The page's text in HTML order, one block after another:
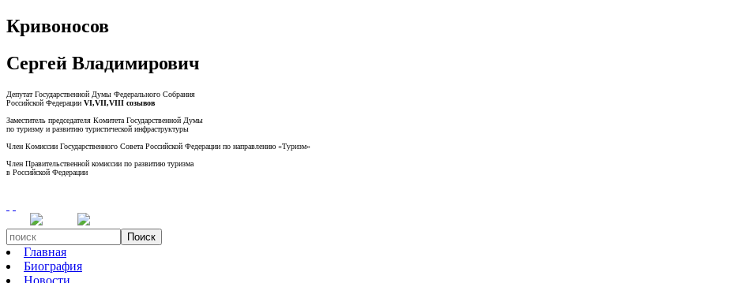
Кривоносов
Сергей Владимирович
Депутат Государственной Думы Федерального Собрания
Российской Федерации VI,VII,VIII созывов
Заместитель председателя Комитета Государственной Думы
по туризму и развитию туристической инфраструктуры
Член Комиссии Государственного Совета Российской Федерации по направлению «Туризм»
Член Правительственной комиссии по развитию туризма
в Российской Федерации
Поиск
Главная
Биография
Новости